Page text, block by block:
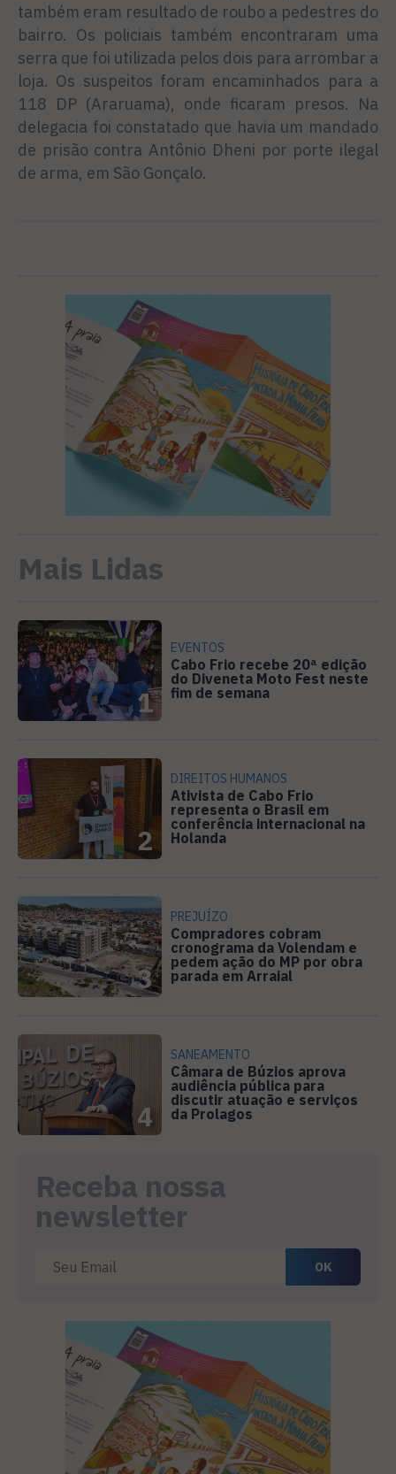
também eram resultado de roubo a pedestres do
bairro. Os policiais também encontraram uma
serra que foi utilizada pelos dois para arrombar a
loja. Os suspeitos foram encaminhados para a
118 DP (Araruama), onde ficaram presos. Na
delegacia foi constatado que havia um mandado
de prisão contra Antônio Dheni por porte ilegal
de arma, em São Gonçalo.
Mais Lidas
1
EVENTOS
Cabo Frio recebe 20ª edição
do Diveneta Moto Fest neste
fim de semana
2
DIREITOS HUMANOS
Ativista de Cabo Frio
representa o Brasil em
conferência internacional na
Holanda
3
PREJUÍZO
Compradores cobram
cronograma da Volendam e
pedem ação do MP por obra
parada em Arraial
4
SANEAMENTO
Câmara de Búzios aprova
audiência pública para
discutir atuação e serviços
da Prolagos
Receba nossa
newsletter